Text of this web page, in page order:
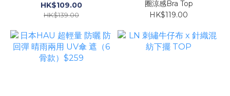
HK$109.00
HK$139.00
圈涼感Bra Top
HK$119.00